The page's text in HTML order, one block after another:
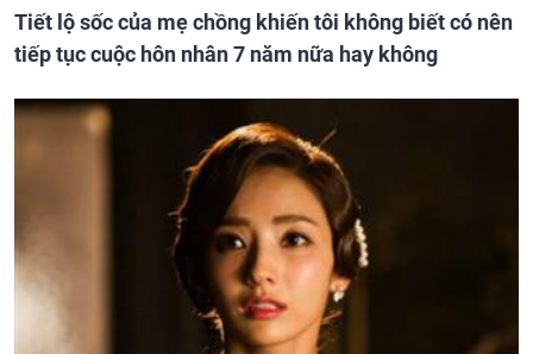
Tiết lộ sốc của mẹ chồng khiến tôi không biết có nên
tiếp tục cuộc hôn nhân 7 năm nữa hay không